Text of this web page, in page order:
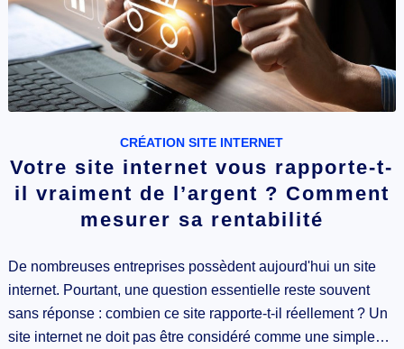
CRÉATION SITE INTERNET
Votre site internet vous rapporte-t-
il vraiment de l’argent ? Comment
mesurer sa rentabilité
De nombreuses entreprises possèdent aujourd'hui un site
internet. Pourtant, une question essentielle reste souvent
sans réponse : combien ce site rapporte-t-il réellement ? Un
site internet ne doit pas être considéré comme une simple…